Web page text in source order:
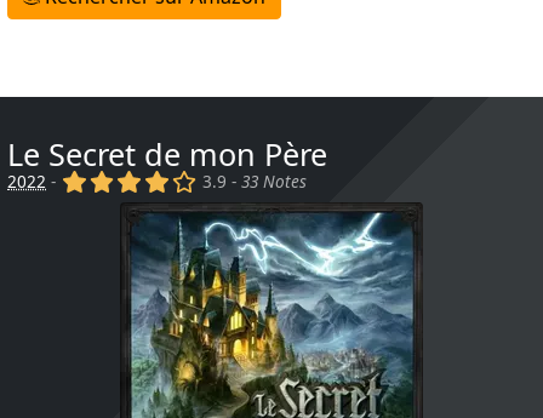
Le Secret de mon Père
2022 - (x) (x) (x) (x) ()
3.9 -33 Notes